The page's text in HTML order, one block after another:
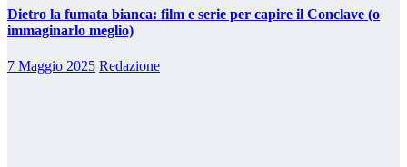
Dietro la fumata bianca: film e serie per capire il Conclave (o
immaginarlo meglio)
7 Maggio 2025 Redazione